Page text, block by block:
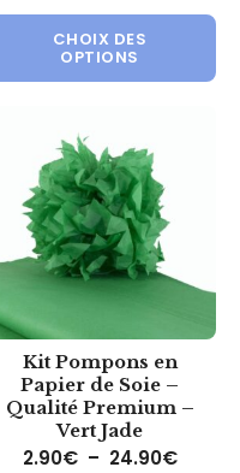
a plusieurs
CHOIX DES
OPTIONS
: 2.90€ à 24.90€
Kit Pompons en
Papier de Soie –
Qualité Premium –
Vert Jade
2.90€ – 24.90€Plage